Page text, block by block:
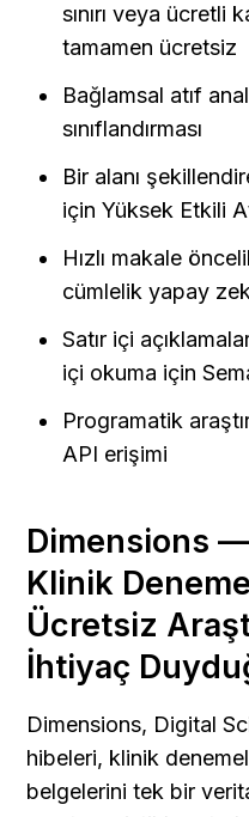
sınırı veya ücretli
tamamen ücretsiz
Bağlamsal atıf
sınıflandırması
Bir alanı
için Yüksek Etkili
Hızlı makale
cümlelik yapay
Satır içi
içi okuma için
Programatik
API erişimi
Dimensions
Klinik
Ücretsiz
İhtiyaç
Dimensions, Digital
hibeleri, klinik
belgelerini tek bir